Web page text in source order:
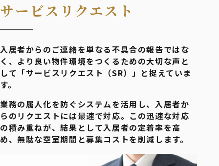
サービスリクエスト
入居者からのご連絡を単なる不具合の報告ではな
く、より良い物件環境をつくるための大切な声と
して「サービスリクエスト（SR）」と捉えていま
す。
業務の属人化を防ぐシステムを活用し、入居者か
らのリクエストには最速で対応。この迅速な対応
の積み重ねが、結果として入居者の定着率を高
め、無駄な空室期間と募集コストを削減します。